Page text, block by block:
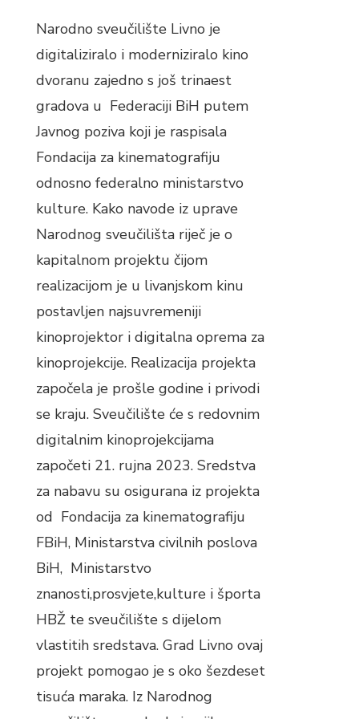
Narodno sveučilište Livno je
digitaliziralo i moderniziralo kino
dvoranu zajedno s još trinaest
gradova u Federaciji BiH putem
Javnog poziva koji je raspisala
Fondacija za kinematografiju
odnosno federalno ministarstvo
kulture. Kako navode iz uprave
Narodnog sveučilišta riječ je o
kapitalnom projektu čijom
realizacijom je u livanjskom kinu
postavljen najsuvremeniji
kinoprojektor i digitalna oprema za
kinoprojekcije. Realizacija projekta
započela je prošle godine i privodi
se kraju. Sveučilište će s redovnim
digitalnim kinoprojekcijama
započeti 21. rujna 2023. Sredstva
za nabavu su osigurana iz projekta
od Fondacija za kinematografiju
FBiH, Ministarstva civilnih poslova
BiH, Ministarstvo
znanosti,prosvjete,kulture i športa
HBŽ te sveučilište s dijelom
vlastitih sredstava. Grad Livno ovaj
projekt pomogao je s oko šezdeset
tisuća maraka. Iz Narodnog